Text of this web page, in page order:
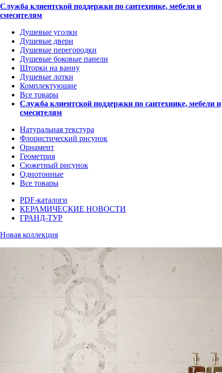
Служба клиентской поддержки по сантехнике, мебели и
смесителям
Душевые уголки
Душевые двери
Душевые перегородки
Душевые боковые панели
Шторки на ванну
Душевые лотки
Комплектующие
Все товары
Служба клиентской поддержки по сантехнике, мебели и
смесителям
Натуральная текстура
Флористический рисунок
Орнамент
Геометрия
Сюжетный рисунок
Однотонные
Все товары
PDF-каталоги
КЕРАМИЧЕСКИЕ НОВОСТИ
ГРАНД-ТУР
Новая коллекция